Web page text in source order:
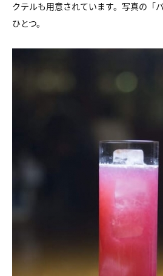
クテルも用意されています。写真の「
ひとつ。